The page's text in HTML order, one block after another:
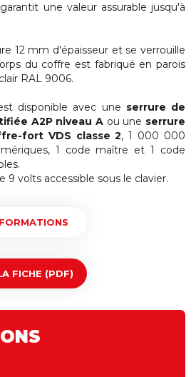
une valeur assurable jusqu'à
12 mm d'épaisseur et se verrouille
du coffre est fabriqué en parois
RAL 9006.
disponible avec une serrure de
A2P niveau A ou une serrure
fort VDS classe 2, 1 000 000
1 code maître et 1 code
9 volts accessible sous le clavier.
FICHE (PDF)